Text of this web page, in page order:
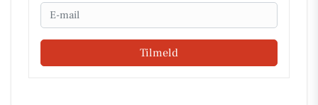
Email
Tilmeld